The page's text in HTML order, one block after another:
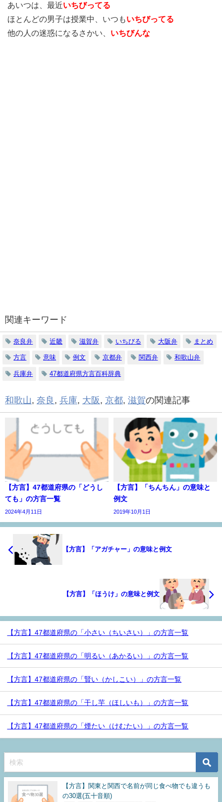
あいつは、最近いちびってる
ほとんどの男子は授業中、いつもいちびってる
他の人の迷惑になるさかい、 いちびんな
関連キーワード
奈良弁 近畿 滋賀弁 いちびる 大阪弁 まとめ
方言 意味 例文 京都弁 関西弁 和歌山弁
兵庫弁 47都道府県方言百科辞典
和歌山, 奈良 , 兵庫, 大阪, 京都, 滋賀の関連記事
【方言】47都道府県の「どうし
ても」の方言一覧
2024年4月11日
【方言】「ちんちん」の意味と
例文
2019年10月1日
【方言】「アガチャー」の意味と例文
【方言】「ほうけ」の意味と例文
【方言】47都道府県の「小さい（ちいさい）」の方言一覧
【方言】47都道府県の「明るい（あかるい）」の方言一覧
【方言】47都道府県の「賢い（かしこい）」の方言一覧
【方言】47都道府県の「干し芋（ほしいも）」の方言一覧
【方言】47都道府県の「煙たい（けむたい）」の方言一覧
【方言】関東と関西で名前が同じ食べ物でも違うも
の30選(五十音順)